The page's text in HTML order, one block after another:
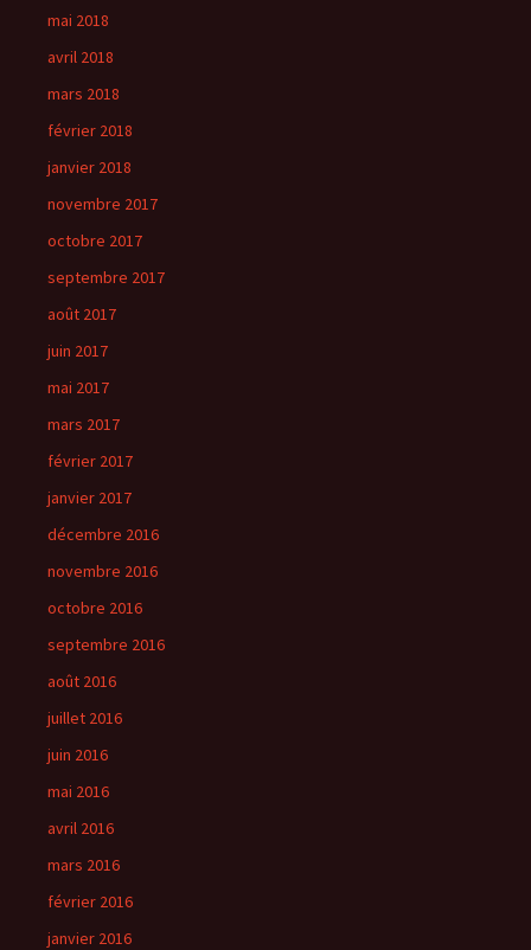
mai 2018
avril 2018
mars 2018
février 2018
janvier 2018
novembre 2017
octobre 2017
septembre 2017
août 2017
juin 2017
mai 2017
mars 2017
février 2017
janvier 2017
décembre 2016
novembre 2016
octobre 2016
septembre 2016
août 2016
juillet 2016
juin 2016
mai 2016
avril 2016
mars 2016
février 2016
janvier 2016